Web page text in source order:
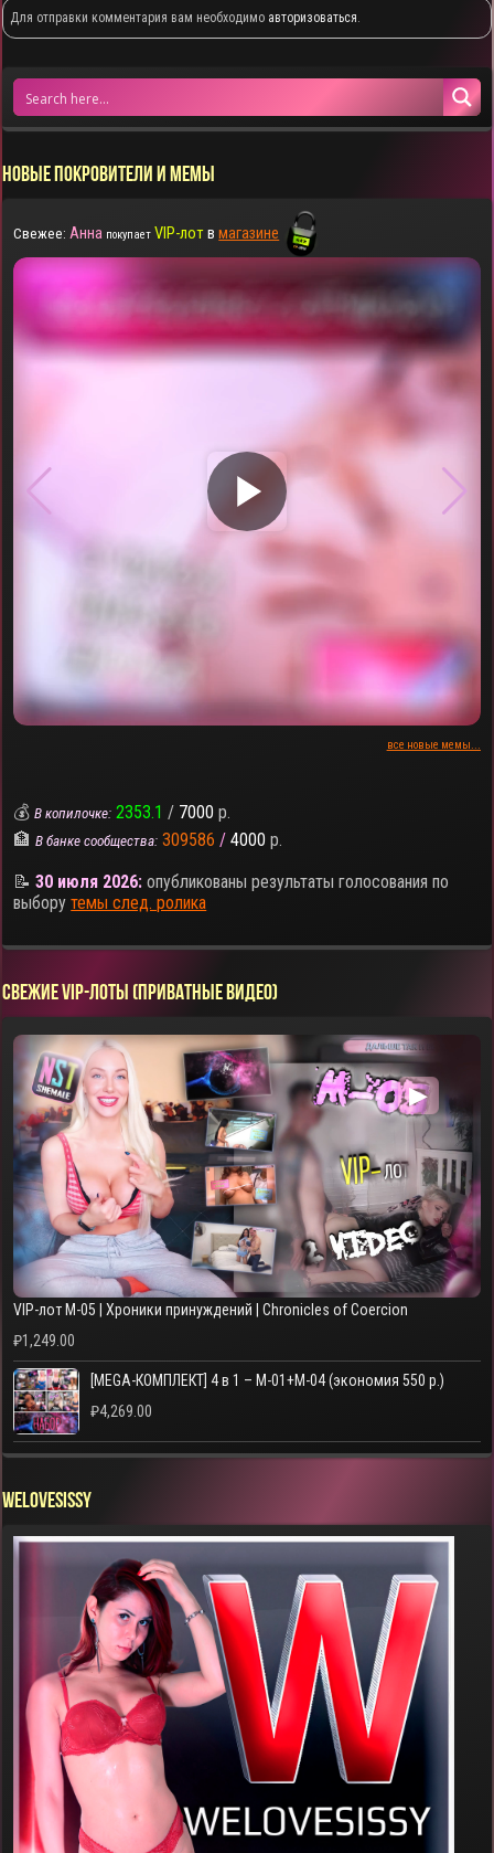
Для отправки комментария вам необходимо авторизоваться.
НОВЫЕ ПОКРОВИТЕЛИ И МЕМЫ
Свежее: Анна покупает VIP-лотвмагазине
▶
все новые мемы...
💰В копилочке: 2353.1 / 7000 р.
🏦В банке сообщества: 309586 / 4000 р.
📝30 июля 2026: опубликованы результаты голосования по
выборутемы след. ролика
СВЕЖИЕ VIP-ЛОТЫ (ПРИВАТНЫЕ ВИДЕО)
▶
VIP-лот M-05 | Хроники принуждений | Chronicles of Coercion
₽1,249.00
[MEGA-КОМПЛЕКТ] 4 в 1 – M-01+M-04 (экономия 550 р.)
₽4,269.00
WELOVESISSY